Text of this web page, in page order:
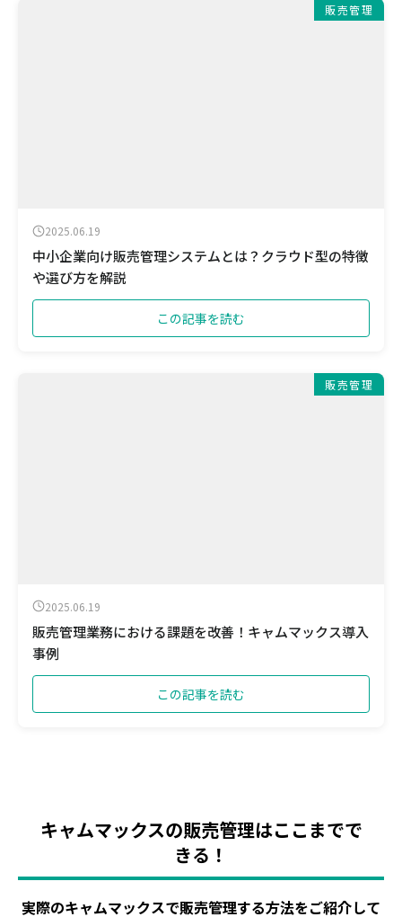
販売管理
2025.06.19
中小企業向け販売管理システムとは？クラウド型の特徴
や選び方を解説
この記事を読む
販売管理
2025.06.19
販売管理業務における課題を改善！キャムマックス導入
事例
この記事を読む
キャムマックスの販売管理はここまでで
きる！
実際のキャムマックスで販売管理する方法をご紹介して